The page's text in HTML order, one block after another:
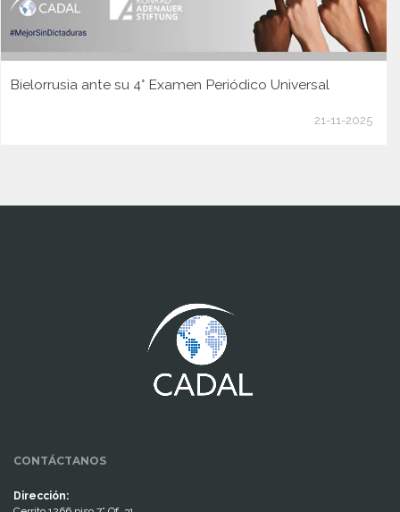
Bielorrusia ante su 4° Examen Periódico Universal
21-11-2025
CONTÁCTANOS
Dirección: